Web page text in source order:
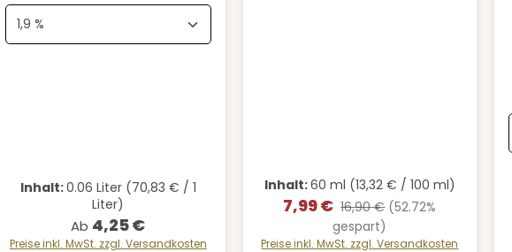
Inhalt:0.06 Liter (70,83 € / 1
Liter)
Regulärer Preis:
Ab 4,25 €
Preise inkl. MwSt. zzgl. Versandkosten
Inhalt:60 ml (13,32 € / 100 ml)
Verkaufspreis:
7,99 € Regulärer Preis:
16,90 € (52.72%
gespart)
Preise inkl. MwSt. zzgl. Versandkosten